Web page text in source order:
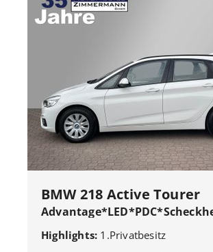
BMW 218 Active Tourer
Highlights: 1.Privatbesitz